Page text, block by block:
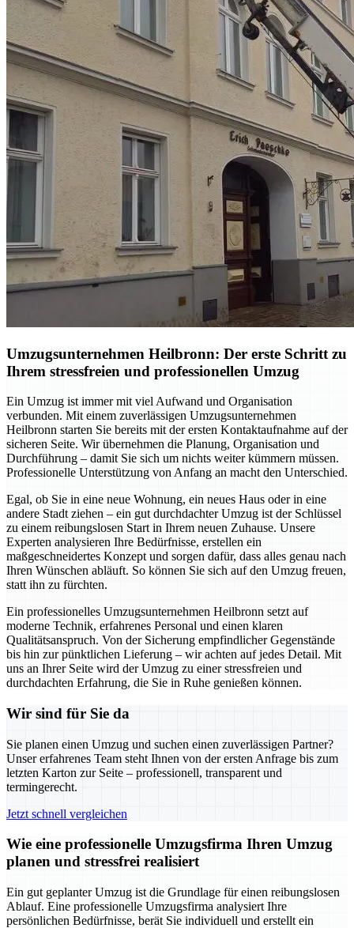
Umzugsunternehmen Heilbronn: Der erste Schritt zu
Ihrem stressfreien und professionellen Umzug
Ein Umzug ist immer mit viel Aufwand und Organisation
verbunden. Mit einem zuverlässigen Umzugsunternehmen
Heilbronn starten Sie bereits mit der ersten Kontaktaufnahme auf der
sicheren Seite. Wir übernehmen die Planung, Organisation und
Durchführung – damit Sie sich um nichts weiter kümmern müssen.
Professionelle Unterstützung von Anfang an macht den Unterschied.
Egal, ob Sie in eine neue Wohnung, ein neues Haus oder in eine
andere Stadt ziehen – ein gut durchdachter Umzug ist der Schlüssel
zu einem reibungslosen Start in Ihrem neuen Zuhause. Unsere
Experten analysieren Ihre Bedürfnisse, erstellen ein
maßgeschneidertes Konzept und sorgen dafür, dass alles genau nach
Ihren Wünschen abläuft. So können Sie sich auf den Umzug freuen,
statt ihn zu fürchten.
Ein professionelles Umzugsunternehmen Heilbronn setzt auf
moderne Technik, erfahrenes Personal und einen klaren
Qualitätsanspruch. Von der Sicherung empfindlicher Gegenstände
bis hin zur pünktlichen Lieferung – wir achten auf jedes Detail. Mit
uns an Ihrer Seite wird der Umzug zu einer stressfreien und
durchdachten Erfahrung, die Sie in Ruhe genießen können.
Wir sind für Sie da
Sie planen einen Umzug und suchen einen zuverlässigen Partner?
Unser erfahrenes Team steht Ihnen von der ersten Anfrage bis zum
letzten Karton zur Seite – professionell, transparent und
termingerecht.
Jetzt schnell vergleichen
Wie eine professionelle Umzugsfirma Ihren Umzug
planen und stressfrei realisiert
Ein gut geplanter Umzug ist die Grundlage für einen reibungslosen
Ablauf. Eine professionelle Umzugsfirma analysiert Ihre
persönlichen Bedürfnisse, berät Sie individuell und erstellt ein